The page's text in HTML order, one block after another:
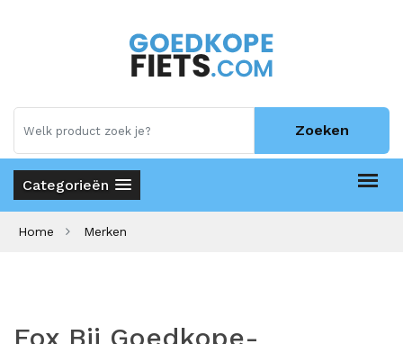
Zoeken
Categorieën
Home Merken
Fox Bij Goedkope-